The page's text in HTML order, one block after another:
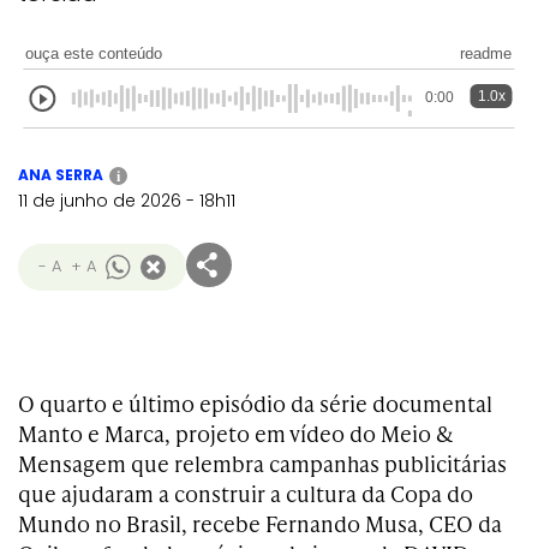
ouça este conteúdo readme
0:00 1.0x
ANA SERRA i
11 de junho de 2026 - 18h11
- A + A
O quarto e último episódio da série documental
Manto e Marca, projeto em vídeo do Meio &
Mensagem que relembra campanhas publicitárias
que ajudaram a construir a cultura da Copa do
Mundo no Brasil, recebe Fernando Musa, CEO da